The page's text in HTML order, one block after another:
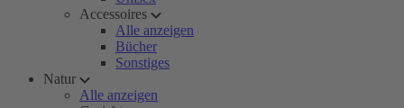
Accessoires
Alle anzeigen
Bücher
Sonstiges
Natur
Alle anzeigen